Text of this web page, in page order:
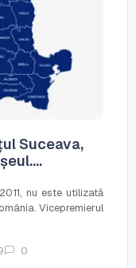
Suceava,
nu este utilizată
Vicepremierul
0